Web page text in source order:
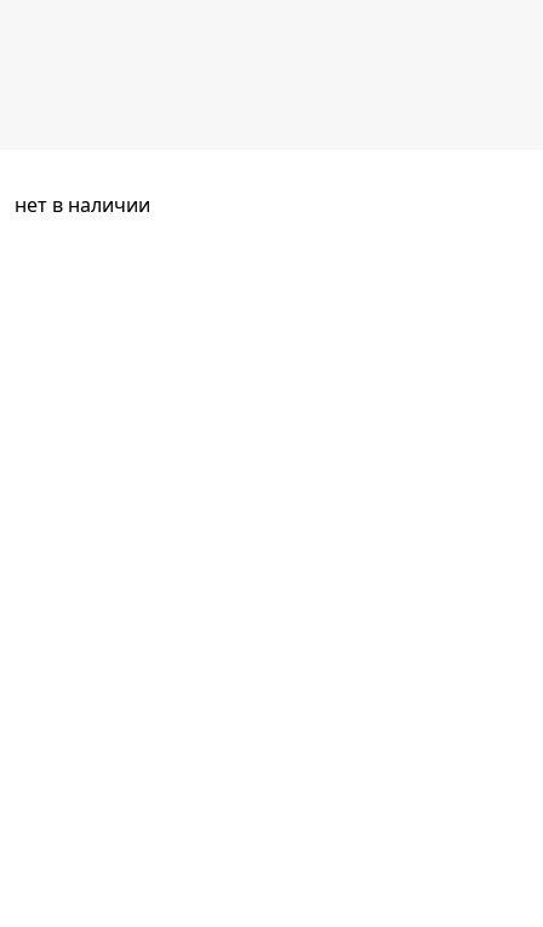
нет в наличии